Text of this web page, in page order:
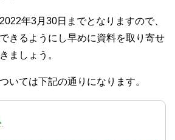
年3月30日までとなりますので、
きるようにし早めに資料を取り寄せ
ましょう。
いては下記の通りになります。